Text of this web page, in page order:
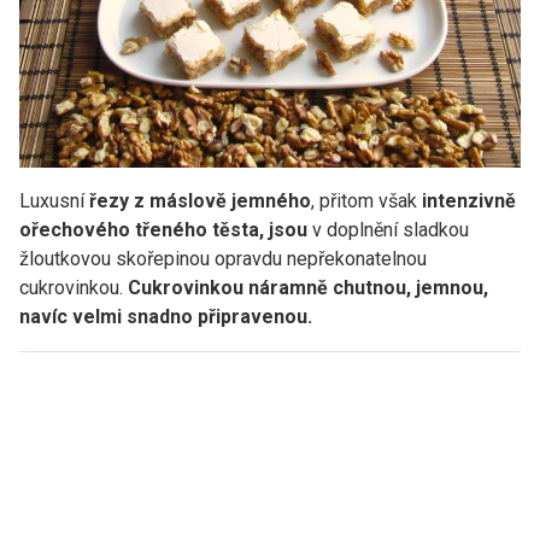
Luxusnířezy z máslově jemného, přitom však intenzivně
ořechového třeného těsta, jsou v doplnění sladkou
žloutkovou skořepinou opravdu nepřekonatelnou
cukrovinkou. Cukrovinkou náramně chutnou, jemnou,
navíc velmi snadno připravenou.